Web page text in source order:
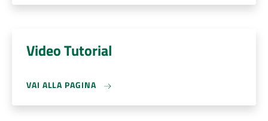
Video Tutorial
VAI ALLA PAGINA